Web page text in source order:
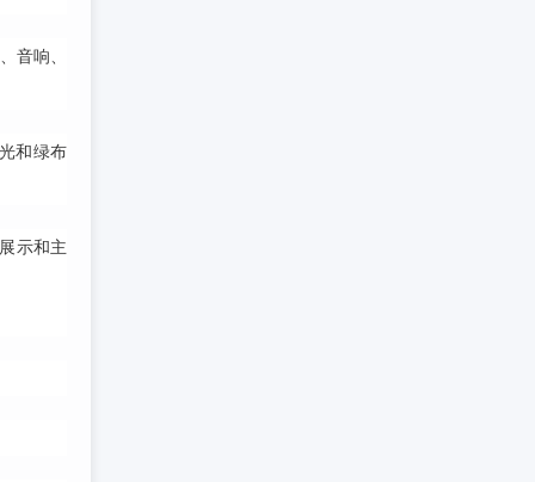
音响、
和绿布
示和主